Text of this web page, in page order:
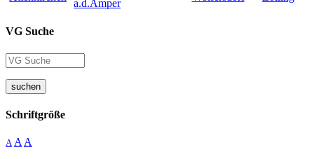
VG Suche
suchen
Schriftgröße
A A A